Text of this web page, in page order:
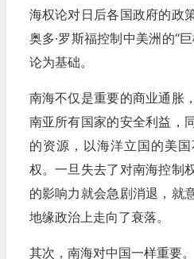
海权论对日后各国政府的政
奥多·罗斯福控制中美洲的“
论为基础。
南海不仅是重要的商业通胀
南亚所有国家的安全利益，
的资源，以海洋立国的美
权。一旦失去了对南海控制
的影响力就会急剧消退，就
地缘政治上走向了衰落。
其次，南海对中国一样重要。